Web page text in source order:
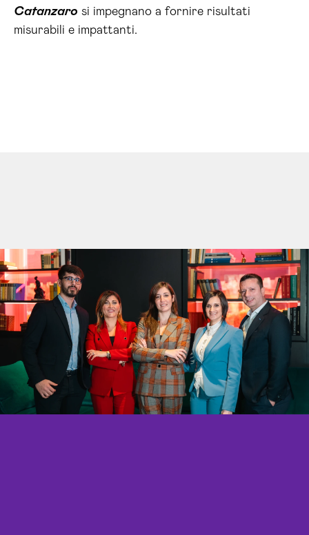
Catanzaro si impegnano a fornire risultati
misurabili e impattanti.